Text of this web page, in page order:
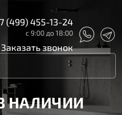
(499) 455-13-24
с 9:00 до 18:00
Заказать звонок
НАЛИЧИИ